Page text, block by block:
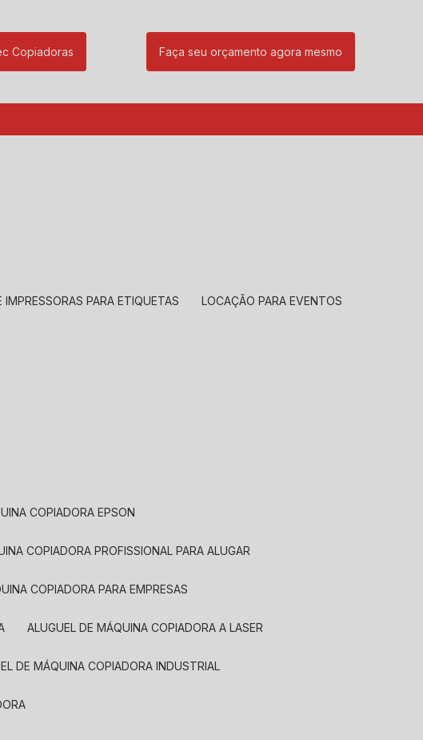
Copiadoras Faça seu orçamento agora mesmo
IMPRESSORAS PARA ETIQUETAS LOCAÇÃO PARA EVENTOS
COPIADORA EPSON
COPIADORA PROFISSIONAL PARA ALUGAR
COPIADORA PARA EMPRESAS
ALUGUEL DE MÁQUINA COPIADORA A LASER
DE MÁQUINA COPIADORA INDUSTRIAL